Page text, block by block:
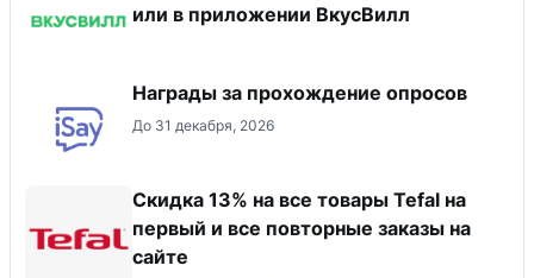
или в приложении ВкусВилл
Награды за прохождение опросов
До 31 декабря, 2026
Скидка 13% на все товары Tefal на
первый и все повторные заказы на
сайте